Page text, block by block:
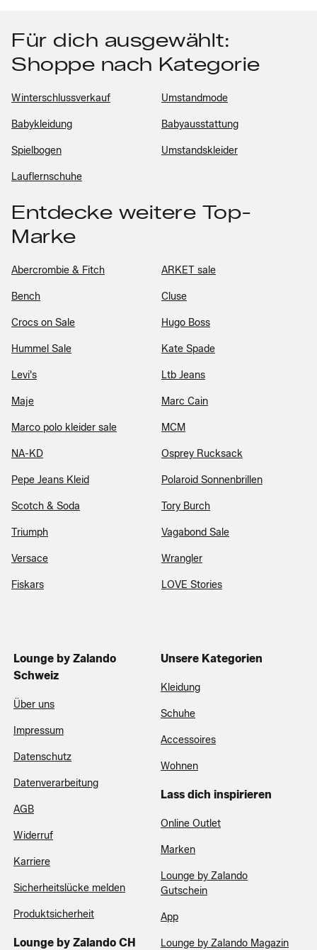
Für dich ausgewählt:
Shoppe nach Kategorie
Winterschlussverkauf Umstandmode
Babykleidung Babyausstattung
Spielbogen Umstandskleider
Lauflernschuhe
Entdecke weitere Top-
Marke
Abercrombie & Fitch ARKET sale
Bench Cluse
Crocs on Sale Hugo Boss
Hummel Sale Kate Spade
Levi's Ltb Jeans
Maje Marc Cain
Marco polo kleider sale MCM
NA-KD Osprey Rucksack
Pepe Jeans Kleid Polaroid Sonnenbrillen
Scotch & Soda Tory Burch
Triumph Vagabond Sale
Versace Wrangler
Fiskars LOVE Stories
Lounge by Zalando
Schweiz
Über uns
Impressum
Datenschutz
Datenverarbeitung
AGB
Widerruf
Karriere
Sicherheitslücke melden
Produktsicherheit
Lounge by Zalando CH
Unsere Kategorien
Kleidung
Schuhe
Accessoires
Wohnen
Lass dich inspirieren
Online Outlet
Marken
Lounge by Zalando
Gutschein
App
Lounge by Zalando Magazin